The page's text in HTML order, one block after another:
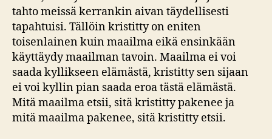
tahto meissä kerrankin aivan täydellisesti
tapahtuisi. Tällöin kristitty on eniten
toisenlainen kuin maailma eikä ensinkään
käyttäydy maailman tavoin. Maailma ei voi
saada kyllikseen elämästä, kristitty sen sijaan
ei voi kyllin pian saada eroa tästä elämästä.
Mitä maailma etsii, sitä kristitty pakenee ja
mitä maailma pakenee, sitä kristitty etsii.